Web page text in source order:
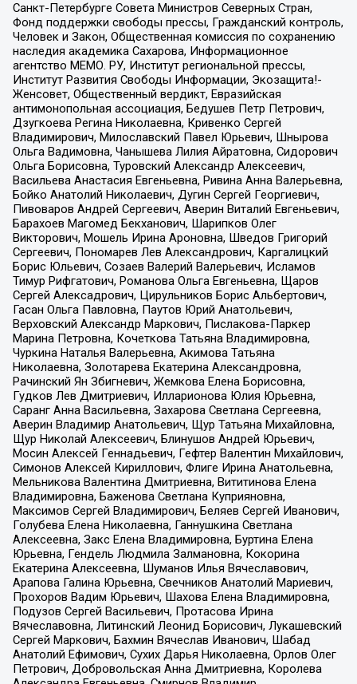
Санкт-Петербурге Совета Министров Северных Стран,
Фонд поддержки свободы прессы, Гражданский контроль,
Человек и Закон, Общественная комиссия по сохранению
наследия академика Сахарова, Информационное
агентство МЕМО. РУ, Институт региональной прессы,
Институт Развития Свободы Информации, Экозащита!-
Женсовет, Общественный вердикт, Евразийская
антимонопольная ассоциация, Бедушев Петр Петрович,
Дзугкоева Регина Николаевна, Кривенко Сергей
Владимирович, Милославский Павел Юрьевич, Шнырова
Ольга Вадимовна, Чанышева Лилия Айратовна, Сидорович
Ольга Борисовна, Туровский Александр Алексеевич,
Васильева Анастасия Евгеньевна, Ривина Анна Валерьевна,
Бойко Анатолий Николаевич, Дугин Сергей Георгиевич,
Пивоваров Андрей Сергеевич, Аверин Виталий Евгеньевич,
Барахоев Магомед Бекханович, Шарипков Олег
Викторович, Мошель Ирина Ароновна, Шведов Григорий
Сергеевич, Пономарев Лев Александрович, Каргалицкий
Борис Юльевич, Созаев Валерий Валерьевич, Исламов
Тимур Рифгатович, Романова Ольга Евгеньевна, Щаров
Сергей Алексадрович, Цирульников Борис Альбертович,
Гасан Ольга Павловна, Паутов Юрий Анатольевич,
Верховский Александр Маркович, Пислакова-Паркер
Марина Петровна, Кочеткова Татьяна Владимировна,
Чуркина Наталья Валерьевна, Акимова Татьяна
Николаевна, Золотарева Екатерина Александровна,
Рачинский Ян Збигневич, Жемкова Елена Борисовна,
Гудков Лев Дмитриевич, Илларионова Юлия Юрьевна,
Саранг Анна Васильевна, Захарова Светлана Сергеевна,
Аверин Владимир Анатольевич, Щур Татьяна Михайловна,
Щур Николай Алексеевич, Блинушов Андрей Юрьевич,
Мосин Алексей Геннадьевич, Гефтер Валентин Михайлович,
Симонов Алексей Кириллович, Флиге Ирина Анатольевна,
Мельникова Валентина Дмитриевна, Вититинова Елена
Владимировна, Баженова Светлана Куприяновна,
Максимов Сергей Владимирович, Беляев Сергей Иванович,
Голубева Елена Николаевна, Ганнушкина Светлана
Алексеевна, Закс Елена Владимировна, Буртина Елена
Юрьевна, Гендель Людмила Залмановна, Кокорина
Екатерина Алексеевна, Шуманов Илья Вячеславович,
Арапова Галина Юрьевна, Свечников Анатолий Мариевич,
Прохоров Вадим Юрьевич, Шахова Елена Владимировна,
Подузов Сергей Васильевич, Протасова Ирина
Вячеславовна, Литинский Леонид Борисович, Лукашевский
Сергей Маркович, Бахмин Вячеслав Иванович, Шабад
Анатолий Ефимович, Сухих Дарья Николаевна, Орлов Олег
Петрович, Добровольская Анна Дмитриевна, Королева